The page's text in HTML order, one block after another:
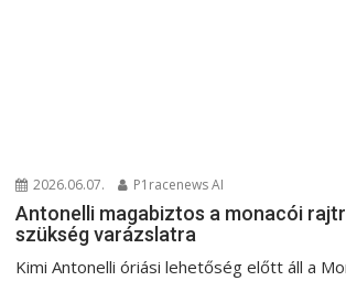
2026.06.07. P1racenews AI
Antonelli magabiztos a monacói
szükség varázslatra
Kimi Antonelli óriási lehetőség előtt áll a